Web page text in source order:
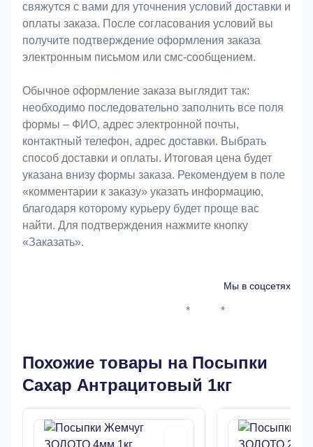
свяжутся с вами для уточнения условий доставки и
оплаты заказа. После согласования условий вы
получите подтверждение оформления заказа
электронным письмом или смс-сообщением.
Обычное оформление заказа выглядит так:
необходимо последовательно заполнить все поля
формы – ФИО, адрес электронной почты,
контактный телефон, адрес доставки. Выбрать
способ доставки и оплаты. Итоговая цена будет
указана внизу формы заказа. Рекомендуем в поле
«комментарии к заказу» указать информацию,
благодаря которому курьеру будет проще вас
найти. Для подтверждения нажмите кнопку
«Заказать».
Мы в соцсетях
* *
Похожие товары на Посыпки
Сахар Антрацитовый 1кг